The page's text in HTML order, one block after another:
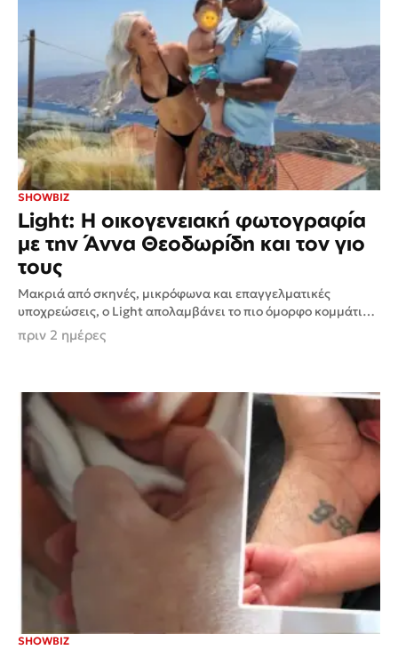
SHOWBIZ
Light: Η οικογενειακή φωτογραφία
με την Άννα Θεοδωρίδη και τον γιο
τους
Μακριά από σκηνές, μικρόφωνα και επαγγελματικές
υποχρεώσεις, ο Light απολαμβάνει το πιο όμορφο κομμάτι
του φετινού καλοκαιριού. Ο γνωστός τράπερ μοιράστηκε με
τους διαδικτυακούς του...
πριν 2 ημέρες
SHOWBIZ